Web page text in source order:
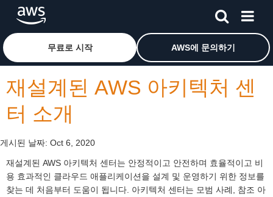
메인 콘텐츠로 건너뛰기Amazon Web Services 홈 페이지로 돌아가려면 여기를 클
무료로 시작 AWS에 문의하기
재설계된 AWS 아키텍처 센
터 소개
게시된 날짜: Oct 6, 2020
재설계된 AWS 아키텍처 센터는 안정적이고 안전하며 효율적이고 비
용 효과적인 클라우드 애플리케이션을 설계 및 운영하기 위한 정보를
찾는 데 처음부터 도움이 됩니다. 아키텍처 센터는 모범 사례, 참조 아